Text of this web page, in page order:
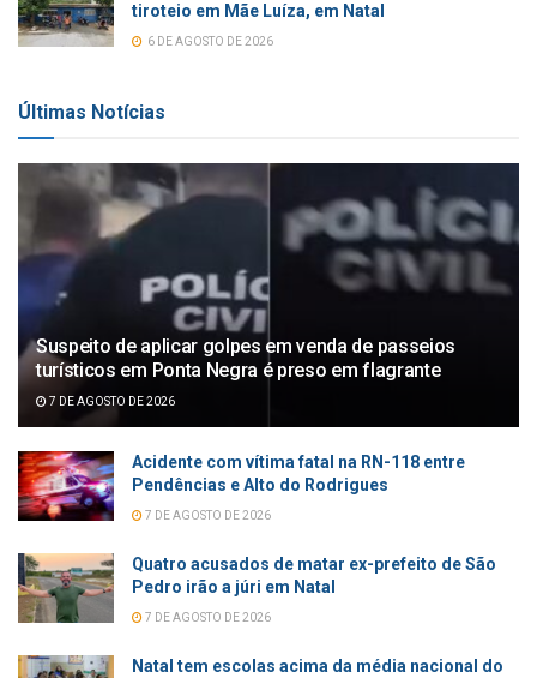
tiroteio em Mãe Luíza, em Natal
6 DE AGOSTO DE 2026
Últimas Notícias
Suspeito de aplicar golpes em venda de passeios
turísticos em Ponta Negra é preso em flagrante
7 DE AGOSTO DE 2026
Acidente com vítima fatal na RN-118 entre
Pendências e Alto do Rodrigues
7 DE AGOSTO DE 2026
Quatro acusados de matar ex-prefeito de São
Pedro irão a júri em Natal
7 DE AGOSTO DE 2026
Natal tem escolas acima da média nacional do